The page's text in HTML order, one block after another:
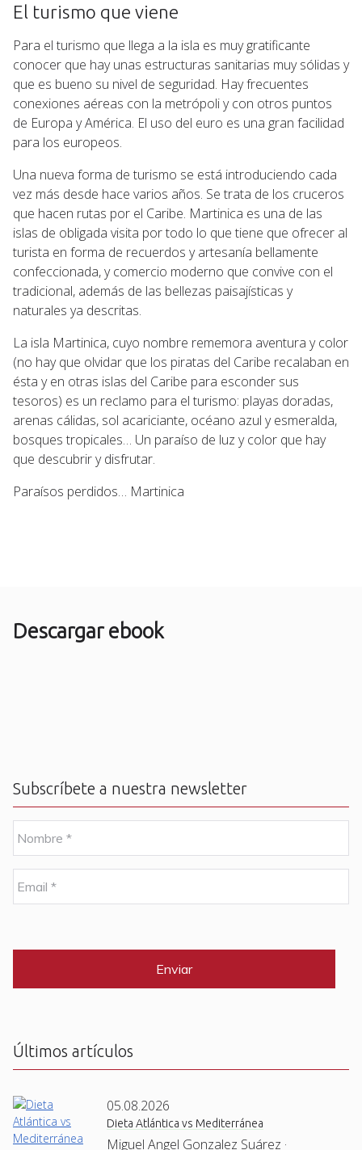
El turismo que viene
Para el turismo que llega a la isla es muy gratificante
conocer que hay unas estructuras sanitarias muy sólidas y
que es bueno su nivel de seguridad. Hay frecuentes
conexiones aéreas con la metrópoli y con otros puntos
de Europa y América. El uso del euro es una gran facilidad
para los europeos.
Una nueva forma de turismo se está introduciendo cada
vez más desde hace varios años. Se trata de los cruceros
que hacen rutas por el Caribe. Martinica es una de las
islas de obligada visita por todo lo que tiene que ofrecer al
turista en forma de recuerdos y artesanía bellamente
confeccionada, y comercio moderno que convive con el
tradicional, además de las bellezas paisajísticas y
naturales ya descritas.
La isla Martinica, cuyo nombre rememora aventura y color
(no hay que olvidar que los piratas del Caribe recalaban en
ésta y en otras islas del Caribe para esconder sus
tesoros) es un reclamo para el turismo: playas doradas,
arenas cálidas, sol acariciante, océano azul y esmeralda,
bosques tropicales… Un paraíso de luz y color que hay
que descubrir y disfrutar.
Paraísos perdidos… Martinica
Descargar ebook
Subscríbete a nuestra newsletter
o
m
e
m
a
C
Últimos artículos
05.08.2026
Dieta Atlántica vs Mediterránea
Miguel Angel Gonzalez Suárez ·